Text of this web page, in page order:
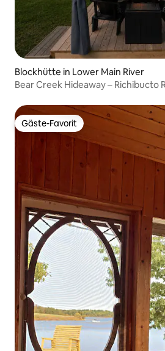
Blockhütte in Lower Main River
Bear Creek Hideaway – Richibucto
Gäste-Favorit
Gäste-Favorit